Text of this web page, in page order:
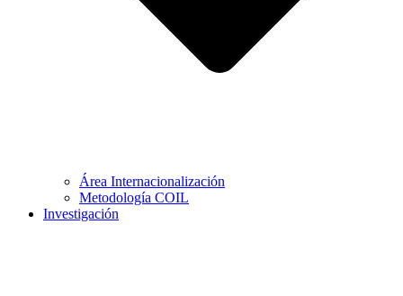
Área Internacionalización
Metodología COIL
Investigación